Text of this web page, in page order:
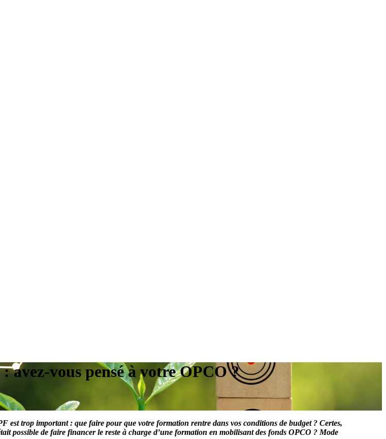
vous pensé à votre OPCO ?
est trop important : que faire pour que votre formation rentre dans vos conditions de budget ? Certes,
possible de faire financer le reste à charge d’une formation en mobilisant des fonds OPCO ? Mode